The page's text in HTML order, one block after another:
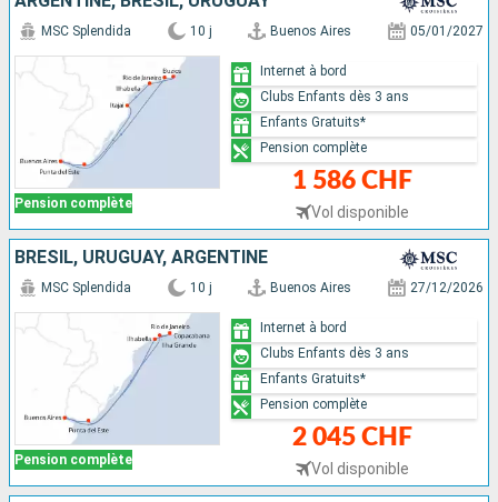
Pension complète
MSC Splendida 10 j Buenos Aires 05/01/2027
1 586 CHF
Vol disponible
Internet à bord
Clubs Enfants dès 3 ans
Enfants Gratuits*
Pension complète
BRÉSIL, URUGUAY, ARGENTINE
Pension complète
MSC Splendida 10 j Buenos Aires 27/12/2026
2 045 CHF
Vol disponible
Internet à bord
Clubs Enfants dès 3 ans
Enfants Gratuits*
Pension complète